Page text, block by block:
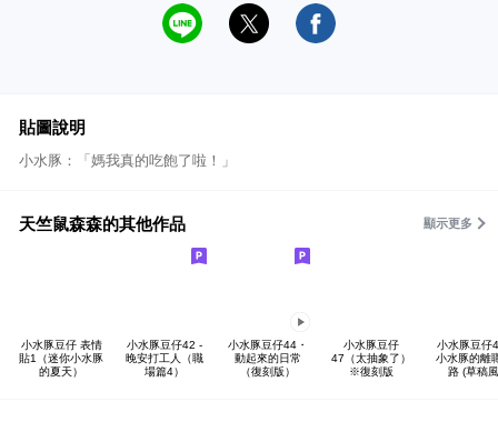
貼圖說明
小水豚：「媽我真的吃飽了啦！」
天竺鼠森森的其他作品 顯示更多
小水豚豆仔 表情
貼1（迷你小水豚
的夏天）
小水豚豆仔42 -
晚安打工人（職
場篇4）
小水豚豆仔44・
動起來的日常
（復刻版）
小水豚豆仔
47（太抽象了）
※復刻版
小水豚豆仔
小水豚的離
路 (草稿